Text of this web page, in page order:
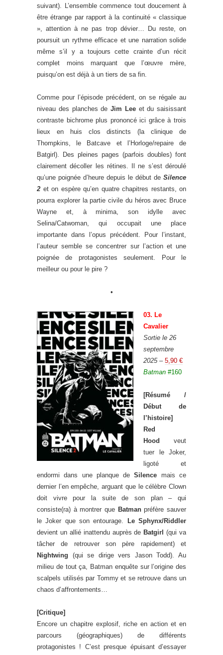
suivant). L’ensemble commence tout doucement à
être étrange par rapport à la continuité « classique
», attention à ne pas trop dévier… Du reste, on
poursuit un rythme efficace et une narration solide
même s’il y a toujours cette crainte d’un récit
complet moins marquant que l’œuvre mère,
puisqu’on est déjà à un tiers de sa fin.
Comme pour l’épisode précédent, on se régale au
niveau des planches de Jim Leeet du saisissant
contraste bichrome plus prononcé ici grâce à trois
lieux en huis clos distincts (la clinique de
Thompkins, le Batcave et l’Horloge/repaire de
Batgirl). Des pleines pages (parfois doubles) font
clairement décoller les rétines. Il ne s’est déroulé
qu’une poignée d’heure depuis le début de Silence
2 et on espère qu’en quatre chapitres restants, on
pourra explorer la partie civile du héros avec Bruce
Wayne et, à minima, son idylle avec
Selina/Catwoman, qui occupait une place
importante dans l’opus précédent. Pour l’instant,
l’auteur semble se concentrer sur l’action et une
poignée de protagonistes seulement. Pour le
meilleur ou pour le pire ?
•
03. Le
Cavalier
Sortie le 26
septembre
2025– 5,90 €
Batman #160
[Résumé /
Début de
l’histoire]
Red
Hood veut
tuer le Joker,
ligoté et
endormi dans une planque deSilence mais ce
dernier l’en empêche, arguant que le célèbre Clown
doit vivre pour la suite de son plan – qui
consiste(ra) à montrer que Batmanpréfère sauver
le Joker que son entourage.
Le Sphynx/Riddler
devient un allié inattendu auprès de Batgirl (qui va
tâcher de retrouver son père rapidement) et
Nightwing (qui se dirige vers Jason Todd). Au
milieu de tout ça, Batman enquête sur l’origine des
scalpels utilisés par Tommy et se retrouve dans un
chaos d’affrontements…
[Critique]
Encore un chapitre explosif, riche en action et en
parcours (géographiques) de différents
protagonistes ! C’est presque épuisant d’essayer